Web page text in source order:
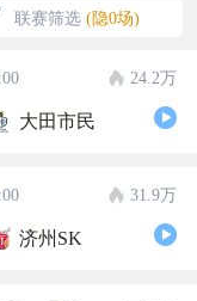
联赛筛选 (隐0场)
24.2万
大田市民
31.9万
济州SK